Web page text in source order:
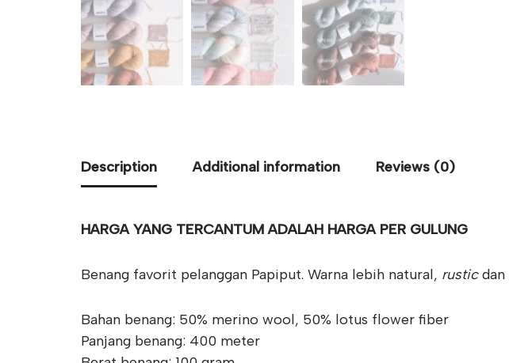
Description Additional information Reviews (0)
HARGA YANG TERCANTUM ADALAH HARGA PER GULUNG
Benang favorit pelanggan Papiput. Warna lebih natural, rusticdan
Bahan benang: 50% merino wool, 50% lotus flower fiber
Panjang benang: 400 meter